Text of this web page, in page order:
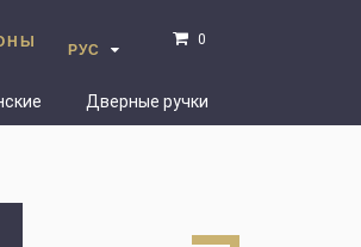
РУС
0
Дверные ручки